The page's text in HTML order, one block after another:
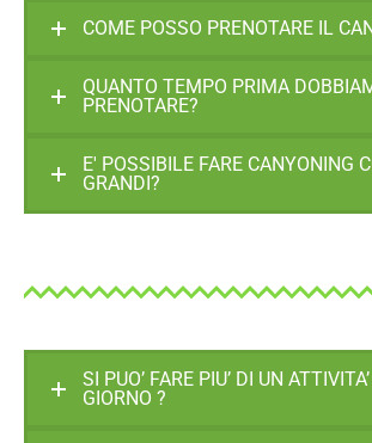
COME POSSO PRENOTARE IL
QUANTO TEMPO PRIMA
PRENOTARE?
E' POSSIBILE FARE CANYONING
GRANDI?
SI PUO’ FARE PIU’ DI UN
GIORNO ?